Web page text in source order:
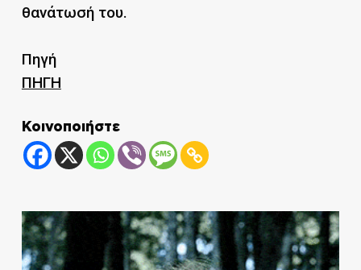
θανάτωσή του.
Πηγή
ΠΗΓΗ
Κοινοποιήστε